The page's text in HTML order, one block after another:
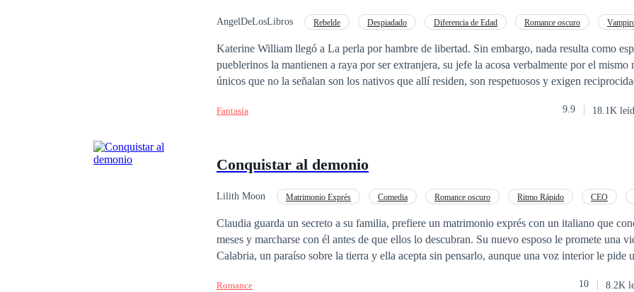
AngelDeLosLibros Rebelde Despiadado Diferencia de Edad Romance oscuro
Katerine William llegó a La perla por hambre de libertad. Sin embargo, nada resulta como
pueblerinos la mantienen a raya por ser extranjera, su jefe la acosa verbalmente por el
únicos que no la señalan son los nativos que allí residen, son respetuosos y exigen
cubierta de escarcha, es celosa con los suyos y tiene un guardián que camina en dos piernas.
Fantasía 9.9 18.1K
Conquistar al demonio
Lilith Moon Matrimonio Exprés Comedia Romance oscuro Ritmo Rápido CEO
Claudia guarda un secreto a su familia, prefiere un matrimonio exprés con un italiano que
meses y marcharse con él antes de que ellos lo descubran. Su nuevo esposo le promete una
Calabria, un paraíso sobre la tierra y ella acepta sin pensarlo, aunque una voz interior le pide
Romance 10 8.2K